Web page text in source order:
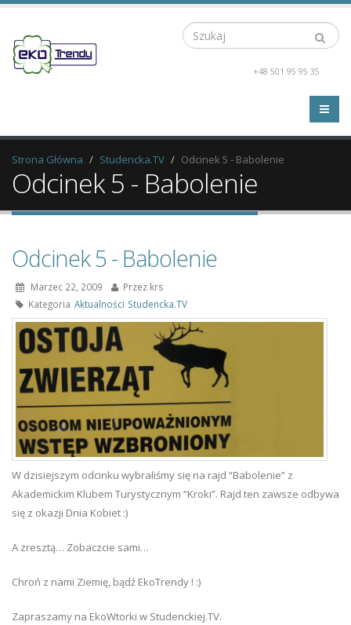
Szukaj
+48 501 95 95 35
Strona Główna Studencka.TV Odcinek 5 - Babolenie
Odcinek 5 - Babolenie
Odcinek 5 - Babolenie
Marzec 22, 2009 Przez krs
Kategoria Aktualności Studencka.TV
W dzisiejszym odcinku wybraliśmy się na rajd “Babolenie” z
Akademickim Klubem Turystycznym “Kroki”. Rajd ten zawsze odbywa
się z okazji Dnia Kobiet :)
A zresztą… Zobaczcie sami…
Chroń z nami Ziemię, bądź EkoTrendy ! :)
Zapraszamy na EkoWtorki w Studenckiej.TV.